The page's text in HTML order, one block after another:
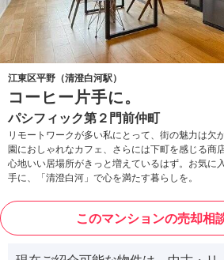
江東区平野（清澄白河駅）
コーヒー片手に。
パシフィック第２門前仲町
リモートワークが多い私にとって、街の魅力は欠
園におしゃれなカフェ、さらには下町を感じる商
心地いい居場所がきっと増えているはず。お気に
手に、「清澄白河」で心を満たす暮らしを。
このマンションの売却相